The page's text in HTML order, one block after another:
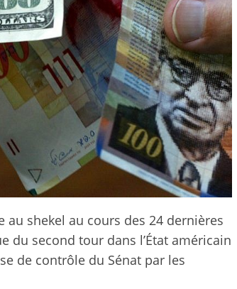
shekel au cours des 24 dernières
du second tour dans l’État américain
de contrôle du Sénat par les